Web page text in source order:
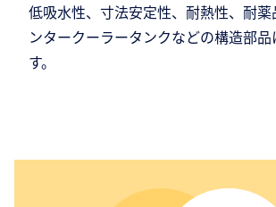
低吸水性、寸法安定性、耐熱性、耐
ンタークーラータンクなどの構造部
す。